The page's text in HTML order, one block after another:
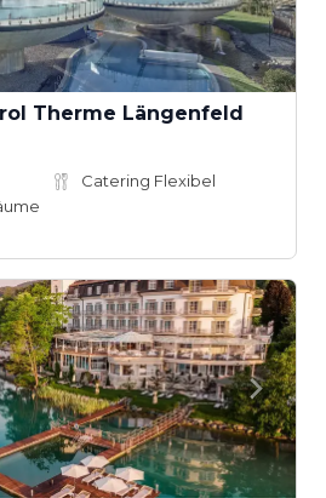
Therme Längenfeld
Catering Flexibel